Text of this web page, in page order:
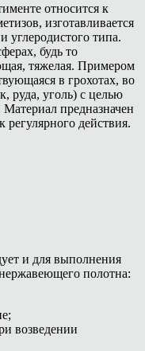
относится к
изготавливается
углеродистого типа.
будь то
тяжелая. Примером
в грохотах, во
руда, уголь) с целью
предназначен
регулярного действия.
и для выполнения
полотна:
возведении